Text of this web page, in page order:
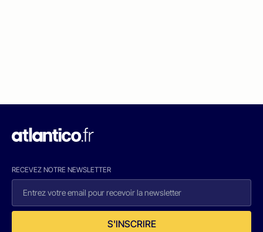
RECEVEZ NOTRE NEWSLETTER
S'INSCRIRE